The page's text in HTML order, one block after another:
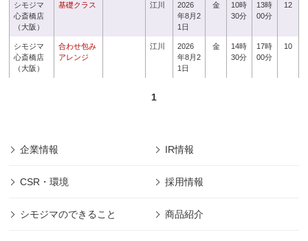
シモジマ
心斎橋店
（大阪）
基礎クラス 江川
2026
年8月2
1日
金
10時
30分
13時
00分
12
シモジマ
心斎橋店
（大阪）
合わせ包み
アレンジ
江川
2026
年8月2
1日
金
14時
30分
17時
00分
10
1
企業情報 IR情報
CSR・環境 採用情報
シモジマのできること 商品紹介